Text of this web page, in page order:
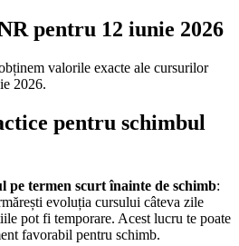
pentru 12 iunie 2026
valorile exacte ale cursurilor
2026.
pentru schimbul
pe termen scurt înainte de schimb:
evoluția cursului câteva zile
pot fi temporare. Acest lucru te poate
favorabil pentru schimb.